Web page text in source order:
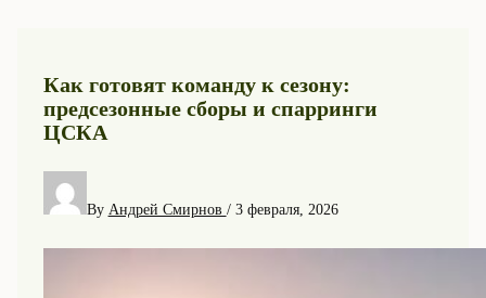
Как готовят команду к сезону:
предсезонные сборы и спарринги
ЦСКА
By Андрей Смирнов / 3 февраля, 2026